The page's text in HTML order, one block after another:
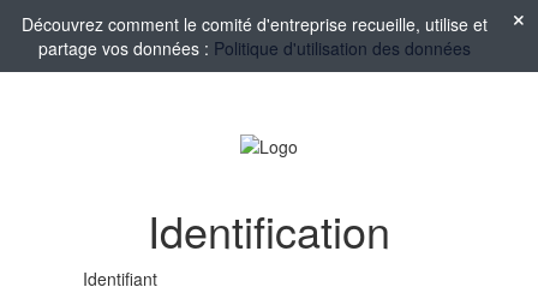
Découvrez comment le comité d'entreprise recueille, utilise et
partage vos données : Politique d'utilisation des données
Identification
Identifiant